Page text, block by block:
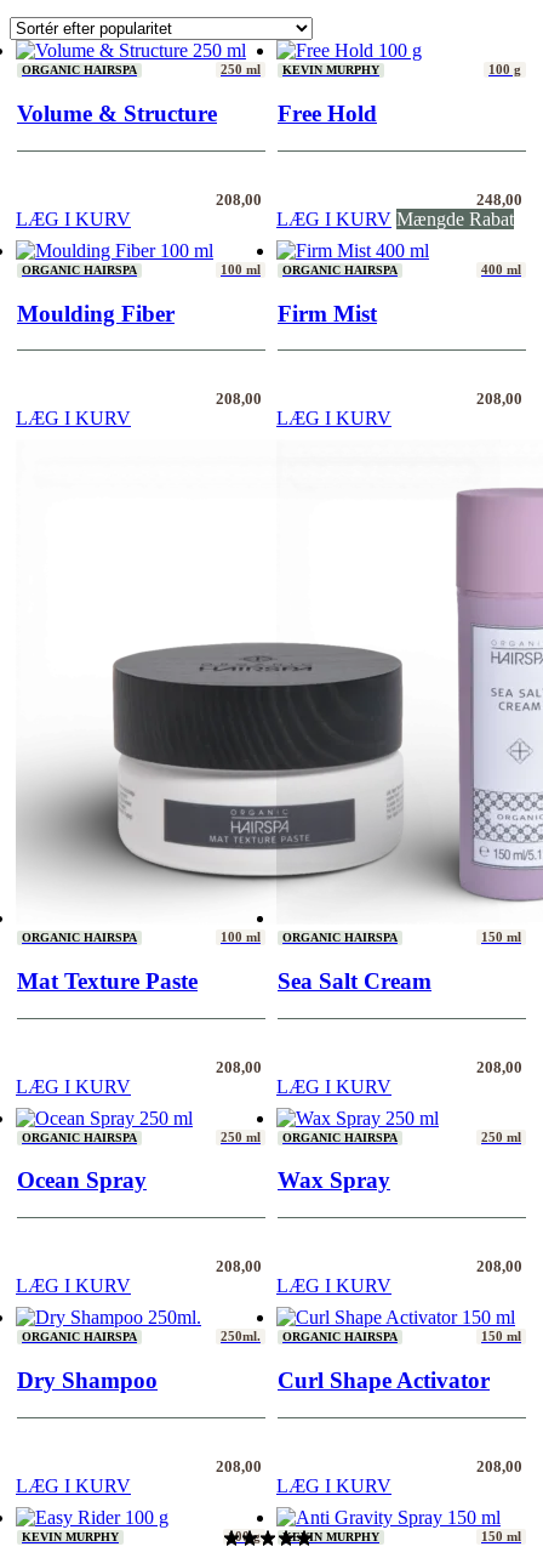
popularitet
ORGANIC HAIRSPA 250 ml
Volume & Structure
208,00
LÆG I KURV
KEVIN MURPHY 100 g
Free Hold
248,00
LÆG I KURV Mængde Rabat
ORGANIC HAIRSPA 100 ml
Moulding Fiber
208,00
LÆG I KURV
ORGANIC HAIRSPA 400 ml
Firm Mist
208,00
LÆG I KURV
ORGANIC HAIRSPA 100 ml
Mat Texture Paste
208,00
LÆG I KURV
ORGANIC HAIRSPA 150 ml
Sea Salt Cream
208,00
LÆG I KURV
ORGANIC HAIRSPA 250 ml
Ocean Spray
208,00
LÆG I KURV
ORGANIC HAIRSPA 250 ml
Wax Spray
208,00
LÆG I KURV
ORGANIC HAIRSPA 250ml.
Dry Shampoo
208,00
LÆG I KURV
ORGANIC HAIRSPA 150 ml
Curl Shape Activator
208,00
LÆG I KURV
KEVIN MURPHY 100 g KEVIN MURPHY 150 ml